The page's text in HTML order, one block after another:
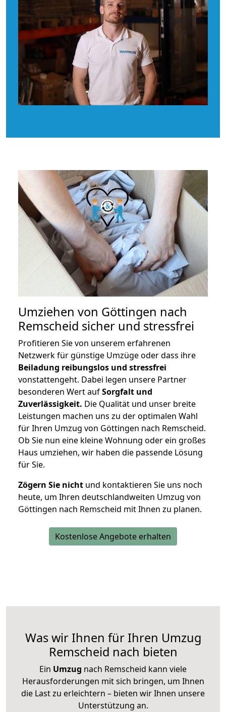
Umziehen von Göttingen nach
Remscheid sicher und stressfrei
Profitieren Sie von unserem erfahrenen
Netzwerk für günstige Umzüge oder dass ihre
Beiladung reibungslos und stressfrei
vonstattengeht. Dabei legen unsere Partner
besonderen Wert aufSorgfalt und
Zuverlässigkeit. Die Qualität und unser breite
Leistungen machen uns zu der optimalen Wahl
für Ihren Umzug von Göttingen nach Remscheid.
Ob Sie nun eine kleine Wohnung oder ein großes
Haus umziehen, wir haben die passende Lösung
für Sie.
Zögern Sie nicht und kontaktieren Sie uns noch
heute, um Ihren deutschlandweiten Umzug von
Göttingen nach Remscheid mit Ihnen zu planen.
Kostenlose Angebote erhalten
Was wir Ihnen für Ihren Umzug
Remscheid nach bieten
Ein Umzug nach Remscheid kann viele
Herausforderungen mit sich bringen, um Ihnen
die Last zu erleichtern – bieten wir Ihnen unsere
Unterstützung an.